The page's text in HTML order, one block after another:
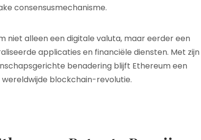
consensusmechanisme.
niet alleen een digitale valuta, maar eerder een
applicaties en financiële diensten. Met zijn
benadering blijft Ethereum een
blockchain-revolutie.